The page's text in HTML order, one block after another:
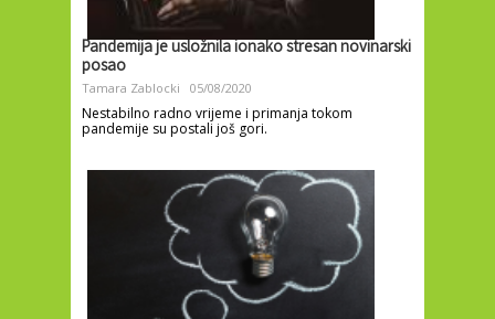
Pandemija je usložnila ionako stresan novinarski
posao
Tamara Zablocki 05/08/2020
Nestabilno radno vrijeme i primanja tokom
pandemije su postali još gori.